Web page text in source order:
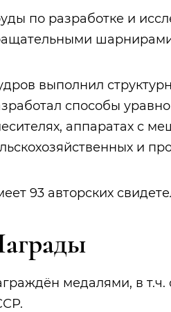
по разработке и
выполнил
способы
аппаратах с
и
93 авторских
медалями, в